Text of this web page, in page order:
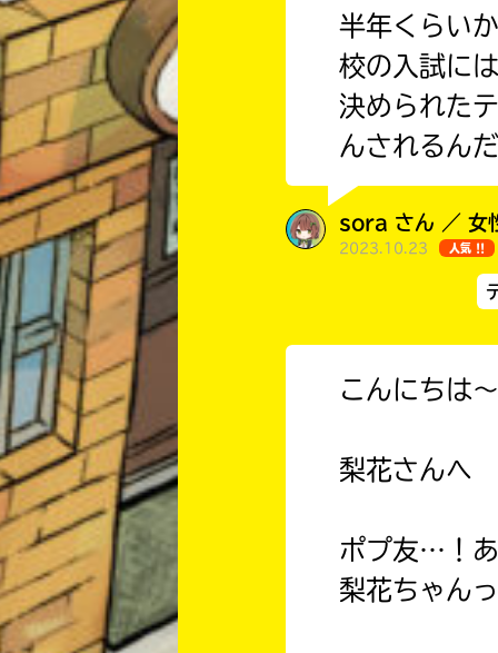
半年くらい
校の入試に
決められた
んされるん
sora さん ／ 女
2023.10.23 人気 !!
こんにちは
梨花さんへ
ポプ友…！
梨花ちゃん